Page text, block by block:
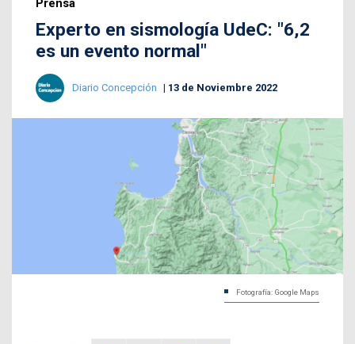
Prensa
Experto en sismología UdeC: "6,2
es un evento normal"
Diario Concepción 13 de Noviembre 2022
Fotografía: Google Maps